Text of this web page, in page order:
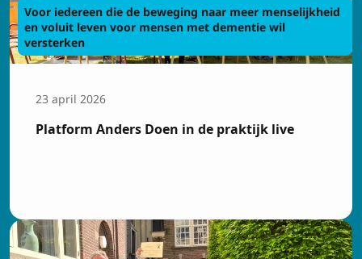
Voor iedereen die de beweging naar meer menselijkheid
en voluit leven voor mensen met dementie wil
versterken
23 april 2026
Platform Anders Doen in de praktijk live